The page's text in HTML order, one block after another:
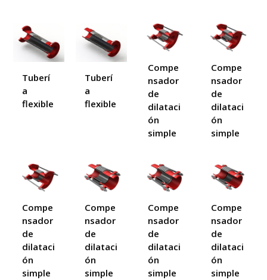
Tuberí
a
flexible
Tuberí
a
flexible
Compe
nsador
de
dilataci
ón
simple
Compe
nsador
de
dilataci
ón
simple
Compe
nsador
de
dilataci
ón
simple
Compe
nsador
de
dilataci
ón
simple
Compe
nsador
de
dilataci
ón
simple
Compe
nsador
de
dilataci
ón
simple